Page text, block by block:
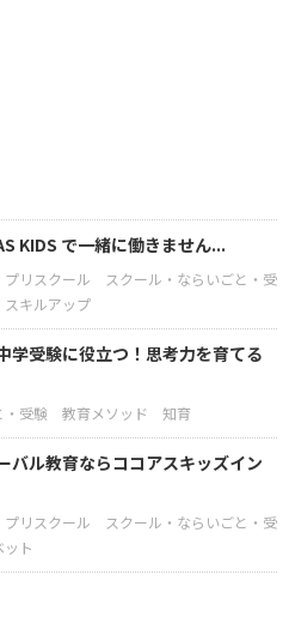
KIDS で一緒に働きません...
リスクール
スクール・ならいごと・受
スキルアップ
学受験に役立つ！思考力を育てる
・受験 教育メソッド 知育
バル教育ならココアスキッズイン
リスクール
スクール・ならいごと・受
ト